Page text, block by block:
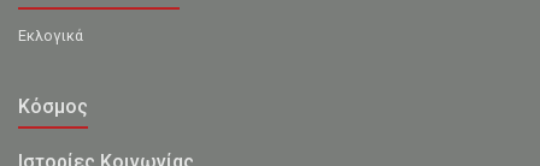
Εκλογικά
Κόσμος